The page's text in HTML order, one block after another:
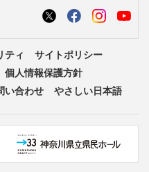
ティ
サイトポリシー
個人情報保護方針
い合わせ やさしい日本語